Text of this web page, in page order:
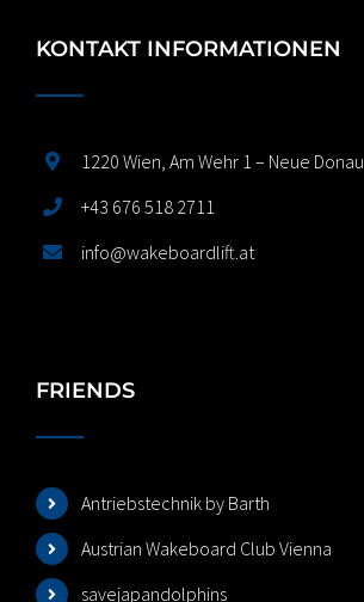
KONTAKT INFORMATIONEN
1220 Wien, Am Wehr 1 – Neue Donau
+43 676 518 2711
info@wakeboardlift.at
FRIENDS
Antriebstechnik by Barth
Austrian Wakeboard Club Vienna
savejapandolphins